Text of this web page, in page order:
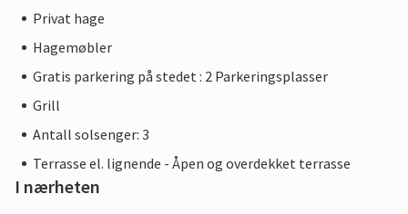
Privat hage
Hagemøbler
Gratis parkering på stedet : 2 Parkeringsplasser
Grill
Antall solsenger: 3
Terrasse el. lignende - Åpen og overdekket terrasse
I nærheten